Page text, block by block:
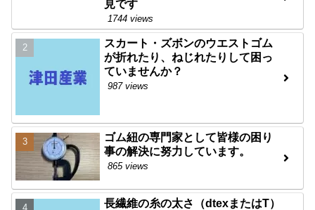
見です
1744 views
スカート・ズボンのウエストゴム
が折れたり、ねじれたりして困っ
ていませんか？
987 views
ゴム紐の専門家として皆様の困り
事の解決に努力しています。
865 views
長繊維の糸の太さ（dtexまたはT）